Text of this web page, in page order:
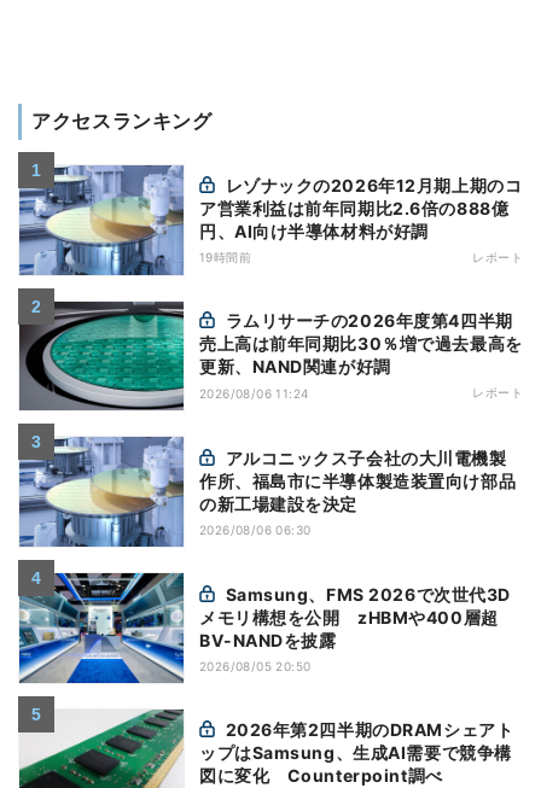
アクセスランキング
ア営業利益は前年同期比2.6倍の888億
円、AI向け半導体材料が好調
19時間前 レポート
売上高は前年同期比30％増で過去最高を
更新、NAND関連が好調
2026/08/06 11:24 レポート
作所、福島市に半導体製造装置向け部品
の新工場建設を決定
2026/08/06 06:30
メモリ構想を公開 zHBMや400層超
BV-NANDを披露
2026/08/05 20:50
ップはSamsung、生成AI需要で競争構
図に変化 Counterpoint調べ